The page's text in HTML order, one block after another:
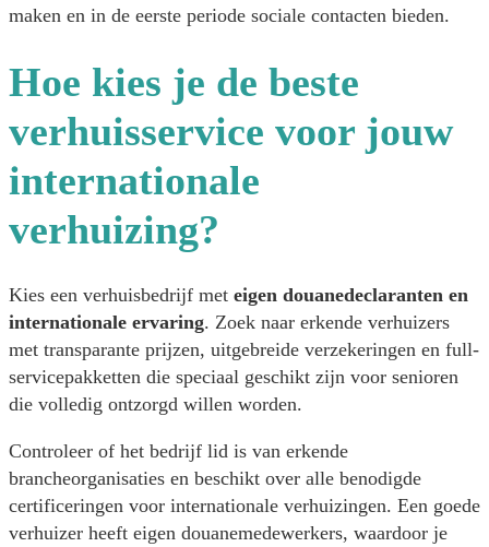
maken en in de eerste periode sociale contacten bieden.
Hoe kies je de beste
verhuisservice voor jouw
internationale
verhuizing?
Kies een verhuisbedrijf met eigen douanedeclaranten en
internationale ervaring. Zoek naar erkende verhuizers
met transparante prijzen, uitgebreide verzekeringen en full-
servicepakketten die speciaal geschikt zijn voor senioren
die volledig ontzorgd willen worden.
Controleer of het bedrijf lid is van erkende
brancheorganisaties en beschikt over alle benodigde
certificeringen voor internationale verhuizingen. Een goede
verhuizer heeft eigen douanemedewerkers, waardoor je